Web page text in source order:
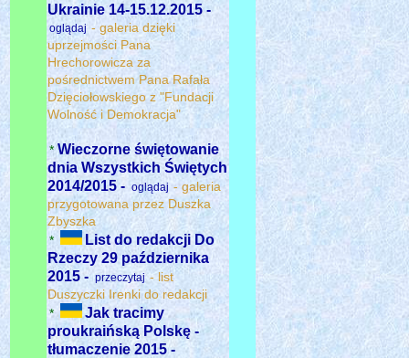
Ukrainie 14-15.12.2015 -
oglądaj - galeria dzięki
uprzejmości Pana
Hrechorowicza za
pośrednictwem Pana Rafała
Dzięciołowskiego z "Fundacji
Wolność i Demokracja"
*Wieczorne świętowanie
dnia Wszystkich Świętych
2014/2015 - oglądaj - galeria
przygotowana przez Duszka
Zbyszka
*
List do redakcji Do
Rzeczy 29 października
2015 - przeczytaj- list
Duszyczki Irenki do redakcji
*
Jak tracimy
proukraińską Polskę -
tłumaczenie 2015 -